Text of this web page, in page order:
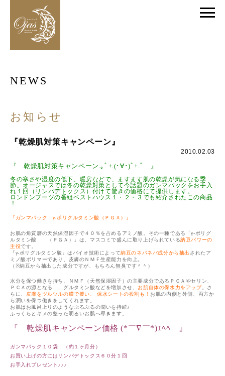
NEWS
お知らせ
『乾燥肌対策キャンペーン』
2010.02.03
『 乾燥肌対策キャンペーン.｡ﾟ+.(･∀･)ﾟ+.ﾟ 』
冬の寒さや湿度の低下、暖房などで、ますます肌の乾燥が気になる季
節。オージャスでは冬の乾燥対策として今話題のガンマパックをお手入
れ１回（リンパデトックス）付けて驚きの価格にて提供します。
ロンドンブーツの番組ベストハウス１・２・３でも紹介されたこの商品
！
『ガンマパック γ-ポリグルタミン酸（ＰＧＡ）』
お肌の角質層の天然保湿因子で４０％を占めるアミノ酸。その一種である「γ-ポリグ
ルタミン酸 （ＰＧＡ）」は、マスコミで盛んに取り上げられている納豆パワーの
主役です。
『γ-ポリグルタミン酸』はバイオ技術によって納豆のネバネバ成分から抽出 されたア
ミノ酸ポリマーであり、皮膚のＮＭＦ生産能力を向上。
（※納豆から抽出した成分ですが、もちろん無臭です＾＾）
水分を保つ働きを持ち、ＮＭＦ（天然保湿因子）の主要成分であるＰＣＡやセリン、
ＰＣＡの源となる グルタミン酸などを増加させ、 お肌自体の保水力をアップ。さ
らに、
皮膚をツルツルの膜で覆い、保水シートの役割も！ お肌の内側と外側、両方か
ら潤いを保つ働きをしてくれます。
お肌はお風呂上りのようなぷるぷるの潤いを持続♪
ふっくらとキメの整った明るいお肌へ導きます。
『 乾燥肌キャンペーン価格 (*￣∇￣*)ｴﾍﾍ 』
ガンマパック１０袋 （約１ヶ月分）
お買い上げの方にはリンパデトックス６０分１回
お手入れプレゼント♪♪♪